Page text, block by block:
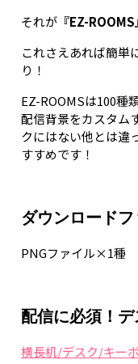
それが 『EZ-ROOMS
これさえあれば簡単
り！
EZ-ROOMSは100種
配信背景をカスタム
クにはない他とは違
すすめです！
ダウンロード
PNGファイル×1種
配信に必須！
横長机/デスク/キー